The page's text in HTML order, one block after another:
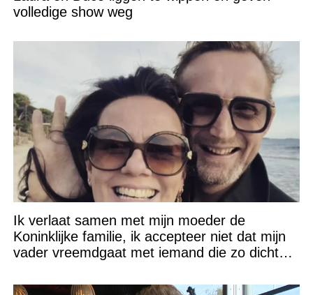
volledige show weg
Ik verlaat samen met mijn moeder de
Koninklijke familie, ik accepteer niet dat mijn
vader vreemdgaat met iemand die zo dichtbij